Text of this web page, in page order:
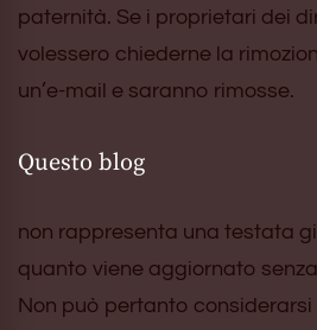
paternità. Se i proprietari dei
volessero chiederne la
un’e-mail e saranno rimosse.
Questo blog
non rappresenta una testata
quanto viene aggiornato
Non può pertanto